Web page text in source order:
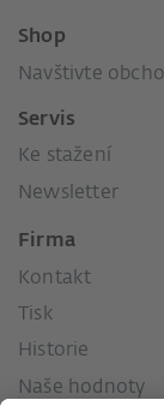
Shop
Navštivte
Servis
Ke stažení
Newsletter
Firma
Kontakt
Tisk
Historie
Naše hodnoty